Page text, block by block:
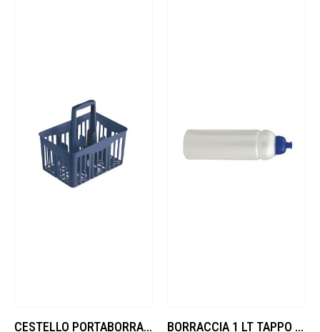
CESTELLO PORTABORRACCE BORRACCIA 1 LT TAPPO CIUCIO (SK01)